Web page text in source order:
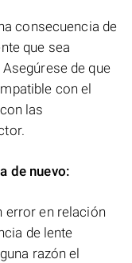
consecuencia de
que sea
de que
con el
las
de nuevo:
error en relación
de lente
razón el